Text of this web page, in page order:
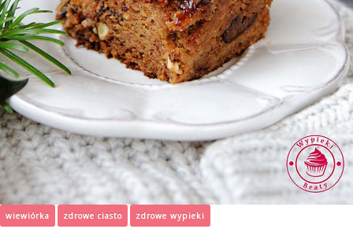
wiewiórka zdrowe ciasto zdrowe wypieki